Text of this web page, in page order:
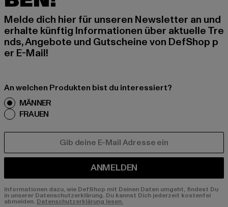
Melde dich hier für unseren Newsletter an und
erhalte künftig Informationen über aktuelle Tre
nds, Angebote und Gutscheine von DefShop p
er E-Mail!
An welchen Produkten bist du interessiert?
MÄNNER
FRAUEN
ANMELDEN
Informationen dazu, wie DefShop mit Deinen Daten umgeht, findest Du
in unserer Datenschutzerklärung. Du kannst Dich jederzeit kostenfei
abmelden. Datenschutzerklärung lesen.